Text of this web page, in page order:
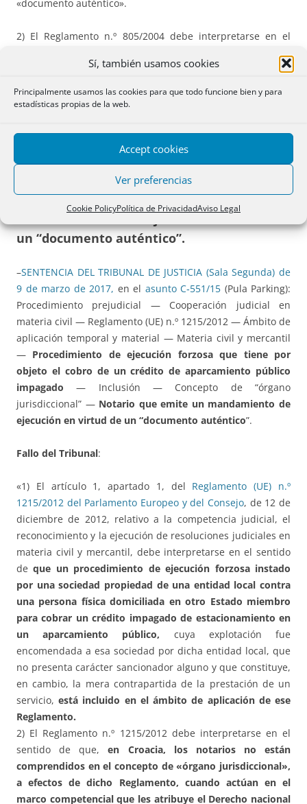
Sí, también usamos cookies
Principalmente usamos las cookies para que todo funcione bien y para
estadísticas propias de la web.
Accept cookies
Ver preferencias
Cookie PolicyPolítica de PrivacidadAviso Legal
«documento auténtico».
2) El Reglamento n.º 805/2004 debe interpretarse en el
no cabe certificar como título ejecutivo
europeo un mandamiento de ejecución adoptado por un
notario, en Croacia, en virtud de un «documento
auténtico », que no ha sido objeto de oposición, puesto que
impugnado con arreglo al artículo 3, apartado 1, de dicho
un “documento auténtico”.
–SENTENCIA DEL TRIBUNAL DE JUSTICIA (Sala Segunda) de
9 de marzo de 2017, en el asunto C‑551/15 (Pula Parking):
Procedimiento prejudicial — Cooperación judicial en
materia civil — Reglamento (UE) n.º 1215/2012 — Ámbito de
aplicación temporal y material — Materia civil y mercantil
— Procedimiento de ejecución forzosa que tiene por
objeto el cobro de un crédito de aparcamiento público
impagado — Inclusión — Concepto de “órgano
jurisdiccional” — Notario que emite un mandamiento de
ejecución en virtud de un “documento auténtico”.
Fallo del Tribunal:
«1) El artículo 1, apartado 1, del Reglamento (UE) n.º
1215/2012 del Parlamento Europeo y del Consejo, de 12 de
diciembre de 2012, relativo a la competencia judicial, el
reconocimiento y la ejecución de resoluciones judiciales en
materia civil y mercantil, debe interpretarse en el sentido
deque un procedimiento de ejecución forzosa instado
por una sociedad propiedad de una entidad local contra
una persona física domiciliada en otro Estado miembro
para cobrar un crédito impagado de estacionamiento en
un aparcamiento público, cuya explotación fue
encomendada a esa sociedad por dicha entidad local, que
no presenta carácter sancionador alguno y que constituye,
en cambio, la mera contrapartida de la prestación de un
servicio,está incluido en el ámbito de aplicación de ese
Reglamento.
2) El Reglamento n.º 1215/2012 debe interpretarse en el
sentido de que,en Croacia, los notarios no están
comprendidos en el concepto de «órgano jurisdiccional»,
a efectos de dicho Reglamento, cuando actúan en el
marco competencial que les atribuye el Derecho nacional